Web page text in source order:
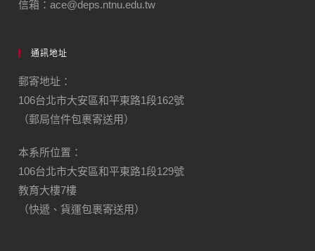
信箱：ace@deps.ntnu.edu.tw
通訊地址
郵寄地址：
106台北市大安區和平東路1段162號
（郵局信件包裹寄送用）
本系所位置：
106台北市大安區和平東路1段129號
教育大樓7樓
（快遞、貨運包裹寄送用）